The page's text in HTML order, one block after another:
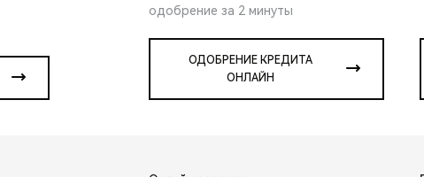
одобрение за 2 минуты
ОДОБРЕНИЕ КРЕДИТА
ОНЛАЙН